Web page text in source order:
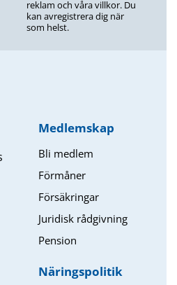
reklam och våra villkor. Du
kan avregistrera dig när
som helst.
Medlemskap
Bli medlem
Förmåner
Försäkringar
Juridisk rådgivning
Pension
Näringspolitik